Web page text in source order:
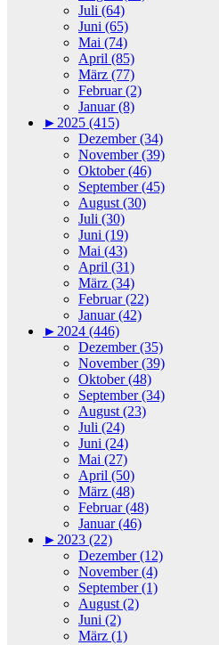
Juli (64)
Juni (65)
Mai (74)
April (85)
März (77)
Februar (2)
Januar (8)
► 2025 (415)
Dezember (34)
November (39)
Oktober (46)
September (45)
August (30)
Juli (30)
Juni (19)
Mai (43)
April (31)
März (34)
Februar (22)
Januar (42)
► 2024 (446)
Dezember (35)
November (39)
Oktober (48)
September (34)
August (23)
Juli (24)
Juni (24)
Mai (27)
April (50)
März (48)
Februar (48)
Januar (46)
► 2023 (22)
Dezember (12)
November (4)
September (1)
August (2)
Juni (2)
März (1)